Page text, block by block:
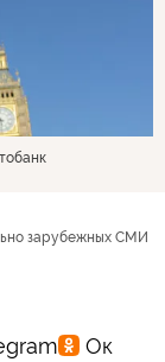
зарубежных СМИ